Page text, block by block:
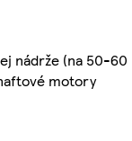
nádrže (na 50-60
motory